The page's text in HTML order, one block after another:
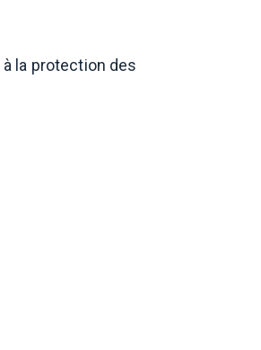
la protection des